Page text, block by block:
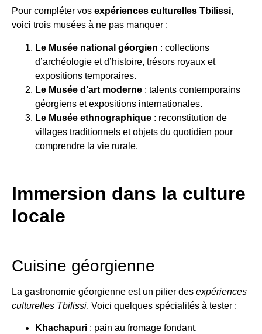
Pour compléter vos expériences culturelles Tbilissi,
voici trois musées à ne pas manquer :
Le Musée national géorgien : collections
d’archéologie et d’histoire, trésors royaux et
expositions temporaires.
Le Musée d’art moderne : talents contemporains
géorgiens et expositions internationales.
Le Musée ethnographique : reconstitution de
villages traditionnels et objets du quotidien pour
comprendre la vie rurale.
Immersion dans la culture
locale
Cuisine géorgienne
La gastronomie géorgienne est un pilier des expériences
culturelles Tbilissi. Voici quelques spécialités à tester :
Khachapuri : pain au fromage fondant,